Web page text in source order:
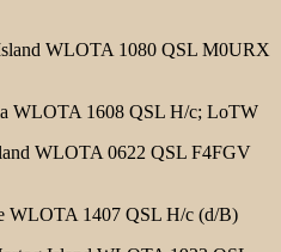
WLOTA 1080 QSL M0URX
WLOTA 1608 QSL H/c; LoTW
WLOTA 0622 QSL F4FGV
WLOTA 1407 QSL H/c (d/B)